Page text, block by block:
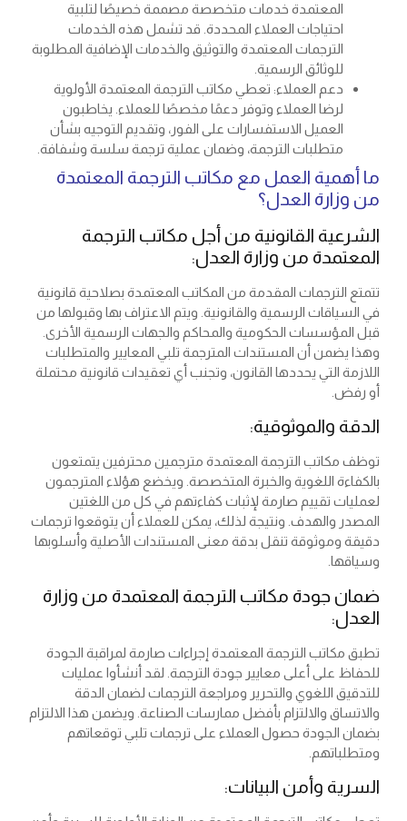
المعتمدة خدمات متخصصة مصممة خصيصًا لتلبية
احتياجات العملاء المحددة. قد تشمل هذه الخدمات
الترجمات المعتمدة والتوثيق والخدمات الإضافية المطلوبة
للوثائق الرسمية.
دعم العملاء: تعطي مكاتب الترجمة المعتمدة الأولوية
لرضا العملاء وتوفر دعمًا مخصصًا للعملاء. يخاطبون
العميل الاستفسارات على الفور، وتقديم التوجيه بشأن
متطلبات الترجمة، وضمان عملية ترجمة سلسة وشفافة.
ما أهمية العمل مع مكاتب الترجمة المعتمدة
من وزارة العدل؟
الشرعية القانونية من أجل مكاتب الترجمة
المعتمدة من وزارة العدل:
تتمتع الترجمات المقدمة من المكاتب المعتمدة بصلاحية قانونية
في السياقات الرسمية والقانونية. ويتم الاعتراف بها وقبولها من
قبل المؤسسات الحكومية والمحاكم والجهات الرسمية الأخرى.
وهذا يضمن أن المستندات المترجمة تلبي المعايير والمتطلبات
اللازمة التي يحددها القانون، وتجنب أي تعقيدات قانونية محتملة
أو رفض.
الدقة والموثوقية:
توظف مكاتب الترجمة المعتمدة مترجمين محترفين يتمتعون
بالكفاءة اللغوية والخبرة المتخصصة. ويخضع هؤلاء المترجمون
لعمليات تقييم صارمة لإثبات كفاءتهم في كل من اللغتين
المصدر والهدف. ونتيجة لذلك، يمكن للعملاء أن يتوقعوا ترجمات
دقيقة وموثوقة تنقل بدقة معنى المستندات الأصلية وأسلوبها
وسياقها.
ضمان جودة مكاتب الترجمة المعتمدة من وزارة
العدل:
تطبق مكاتب الترجمة المعتمدة إجراءات صارمة لمراقبة الجودة
للحفاظ على أعلى معايير جودة الترجمة. لقد أنشأوا عمليات
للتدقيق اللغوي والتحرير ومراجعة الترجمات لضمان الدقة
والاتساق والالتزام بأفضل ممارسات الصناعة. ويضمن هذا الالتزام
بضمان الجودة حصول العملاء على ترجمات تلبي توقعاتهم
ومتطلباتهم.
السرية وأمن البيانات: